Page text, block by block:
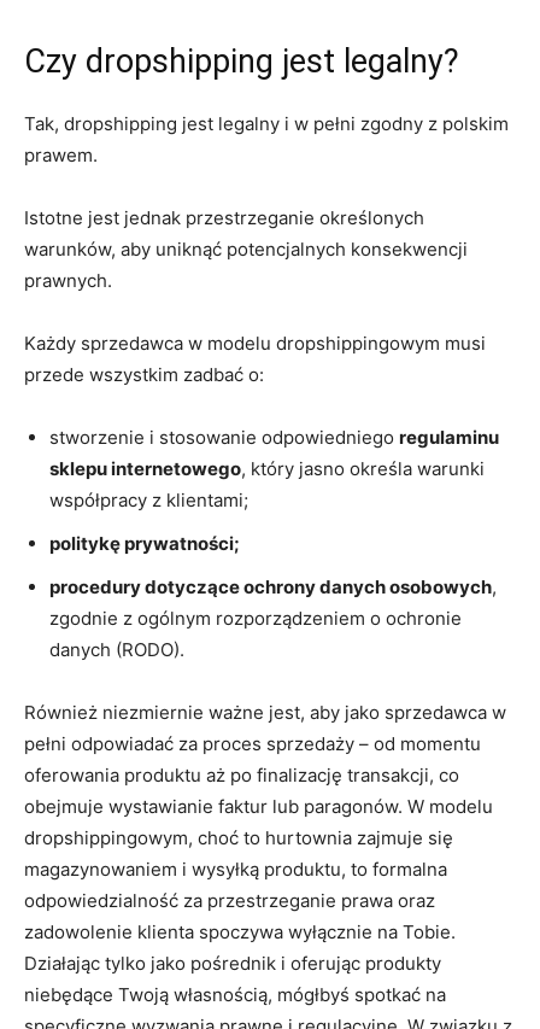
Czy dropshipping jest legalny?
Tak, dropshipping jest legalny i w pełni zgodny z polskim
prawem.
Istotne jest jednak przestrzeganie określonych
warunków, aby uniknąć potencjalnych konsekwencji
prawnych.
Każdy sprzedawca w modelu dropshippingowym musi
przede wszystkim zadbać o:
stworzenie i stosowanie odpowiedniego regulaminu
sklepu internetowego, który jasno określa warunki
współpracy z klientami;
politykę prywatności;
procedury dotyczące ochrony danych osobowych,
zgodnie z ogólnym rozporządzeniem o ochronie
danych (RODO).
Również niezmiernie ważne jest, aby jako sprzedawca w
pełni odpowiadać za proces sprzedaży – od momentu
oferowania produktu aż po finalizację transakcji, co
obejmuje wystawianie faktur lub paragonów. W modelu
dropshippingowym, choć to hurtownia zajmuje się
magazynowaniem i wysyłką produktu, to formalna
odpowiedzialność za przestrzeganie prawa oraz
zadowolenie klienta spoczywa wyłącznie na Tobie.
Działając tylko jako pośrednik i oferując produkty
niebędące Twoją własnością, mógłbyś spotkać na